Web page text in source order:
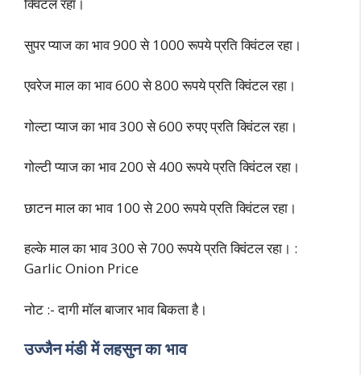
सुपर प्याज का भाव 900 से 1000 रूपये प्रति क्विंटल रहा।
एवरेज माल का भाव 600 से 800 रूपये प्रति क्विंटल रहा।
गोल्टा प्याज का भाव 300 से 600 रुपए प्रति क्विंटल रहा।
गोल्टी प्याज का भाव 200 से 400 रूपये प्रति क्विंटल रहा।
छाटन माल का भाव 100 से 200 रूपये प्रति क्विंटल रहा।
हल्के माल का भाव 300 से 700 रूपये प्रति क्विंटल रहा। :
Garlic Onion Price
नोट :- दागी मॉल बाजार भाव बिकता है।
उज्जैन मंडी में लहसुन का भाव